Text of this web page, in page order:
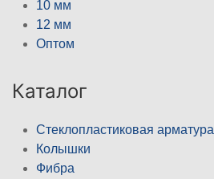
10 мм
12 мм
Оптом
Каталог
Стеклопластиковая арматура
Колышки
Фибра